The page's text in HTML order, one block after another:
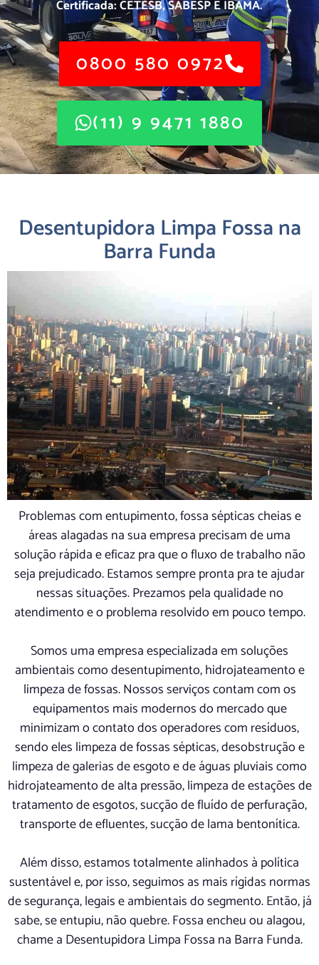
Certificada: CETESB, SABESP E IBAMA.
0800 580 0972
(11) 9 9471 1880
Desentupidora Limpa Fossa na
Barra Funda
Problemas com entupimento, fossa sépticas cheias e
áreas alagadas na sua empresa precisam de uma
solução rápida e eficaz pra que o fluxo de trabalho não
seja prejudicado. Estamos sempre pronta pra te ajudar
nessas situações. Prezamos pela qualidade no
atendimento e o problema resolvido em pouco tempo.
Somos uma empresa especializada em soluções
ambientais como desentupimento, hidrojateamento e
limpeza de fossas. Nossos serviços contam com os
equipamentos mais modernos do mercado que
minimizam o contato dos operadores com resíduos,
sendo eles limpeza de fossas sépticas, desobstrução e
limpeza de galerias de esgoto e de águas pluviais como
hidrojateamento de alta pressão, limpeza de estações de
tratamento de esgotos, sucção de fluído de perfuração,
transporte de efluentes, sucção de lama bentonítica.
Além disso, estamos totalmente alinhados à política
sustentável e, por isso, seguimos as mais rígidas normas
de segurança, legais e ambientais do segmento. Então, já
sabe, se entupiu, não quebre. Fossa encheu ou alagou,
chame a Desentupidora Limpa Fossa na Barra Funda.